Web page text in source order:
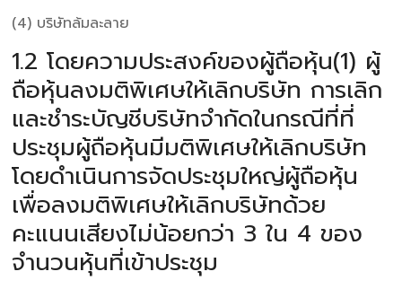
(4) บริษัทล้มละลาย
1.2 โดยความประสงค์ของผู้ถือหุ้น(1) ผู้
ถือหุ้นลงมติพิเศษให้เลิกบริษัท การเลิก
และชำระบัญชีบริษัทจำกัดในกรณีที่ที่
ประชุมผู้ถือหุ้นมีมติพิเศษให้เลิกบริษัท
โดยดำเนินการจัดประชุมใหญ่ผู้ถือหุ้น
เพื่อลงมติพิเศษให้เลิกบริษัทด้วย
คะแนนเสียงไม่น้อยกว่า 3 ใน 4 ของ
จำนวนหุ้นที่เข้าประชุม